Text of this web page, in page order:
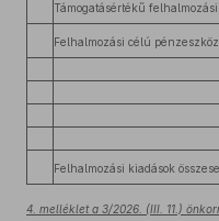
Támogatásértékű
Felhalmozási célú
Felhalmozási kiadások
4. melléklet a 3/2026. (III. 11.)